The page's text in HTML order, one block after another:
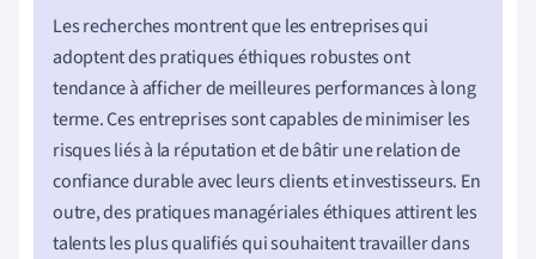
Les recherches montrent que les entreprises qui
adoptent des pratiques éthiques robustes ont
tendance à afficher de meilleures performances à long
terme. Ces entreprises sont capables de minimiser les
risques liés à la réputation et de bâtir une relation de
confiance durable avec leurs clients et investisseurs. En
outre, des pratiques managériales éthiques attirent les
talents les plus qualifiés qui souhaitent travailler dans